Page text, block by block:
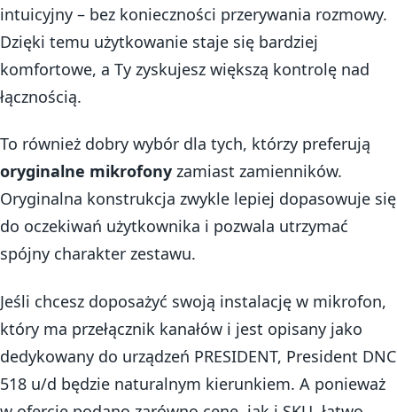
intuicyjny – bez konieczności przerywania rozmowy.
Dzięki temu użytkowanie staje się bardziej
komfortowe, a Ty zyskujesz większą kontrolę nad
łącznością.
To również dobry wybór dla tych, którzy preferują
oryginalne mikrofony zamiast zamienników.
Oryginalna konstrukcja zwykle lepiej dopasowuje się
do oczekiwań użytkownika i pozwala utrzymać
spójny charakter zestawu.
Jeśli chcesz doposażyć swoją instalację w mikrofon,
który ma przełącznik kanałów i jest opisany jako
dedykowany do urządzeń PRESIDENT, President DNC
518 u/d będzie naturalnym kierunkiem. A ponieważ